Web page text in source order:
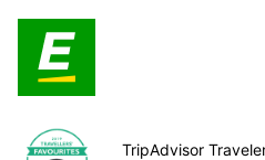
TripAdvisor